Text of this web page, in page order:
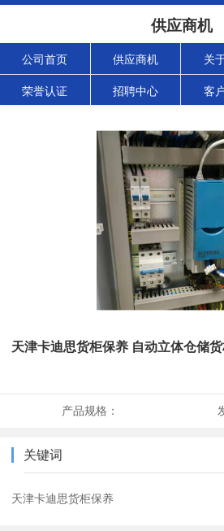
供应商机
公司首页 供应商机 关
荣誉认证 招聘中心 客
天津卡迪思货柜保养 自动立体仓储
产品规格：
关键词
天津卡迪思货柜保养